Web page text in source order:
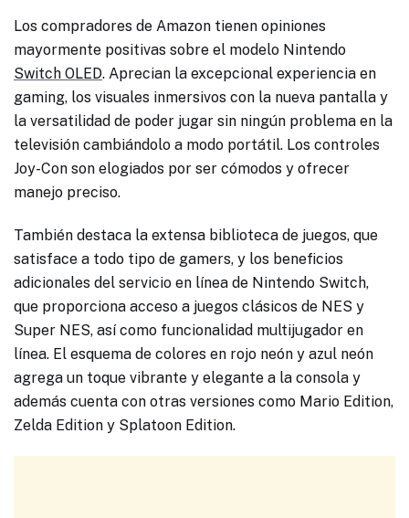
Los compradores de Amazon tienen opiniones
mayormente positivas sobre el modelo Nintendo
Switch OLED. Aprecian la excepcional experiencia en
gaming, los visuales inmersivos con la nueva pantalla y
la versatilidad de poder jugar sin ningún problema en la
televisión cambiándolo a modo portátil. Los controles
Joy-Con son elogiados por ser cómodos y ofrecer
manejo preciso.
También destaca la extensa biblioteca de juegos, que
satisface a todo tipo de gamers, y los beneficios
adicionales del servicio en línea de Nintendo Switch,
que proporciona acceso a juegos clásicos de NES y
Super NES, así como funcionalidad multijugador en
línea. El esquema de colores en rojo neón y azul neón
agrega un toque vibrante y elegante a la consola y
además cuenta con otras versiones como Mario Edition,
Zelda Edition y Splatoon Edition.